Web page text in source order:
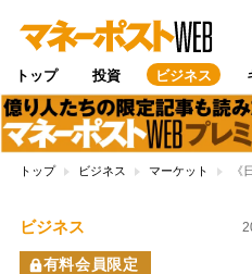
トップ 投資 ビジネス
トップ ビジネス マーケット 《
ビジネス
有料会員限定